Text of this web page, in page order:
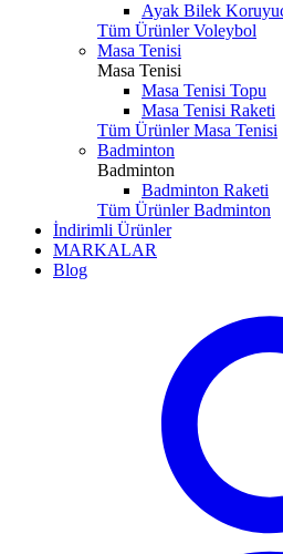
Ayak Bilek
Tüm Ürünler Voleybol
Masa Tenisi
Masa Tenisi
Masa Tenisi Topu
Masa Tenisi Raketi
Tüm Ürünler Masa Tenisi
Badminton
Badminton
Badminton Raketi
Tüm Ürünler Badminton
İndirimli Ürünler
MARKALAR
Blog